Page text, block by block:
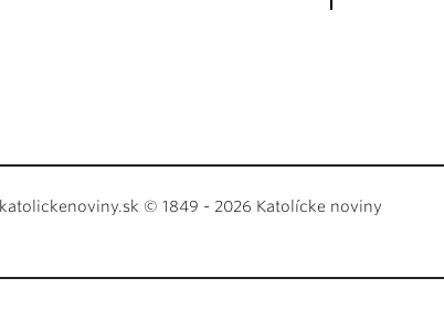
katolickenoviny.sk © 1849 - 2026 Katolícke noviny